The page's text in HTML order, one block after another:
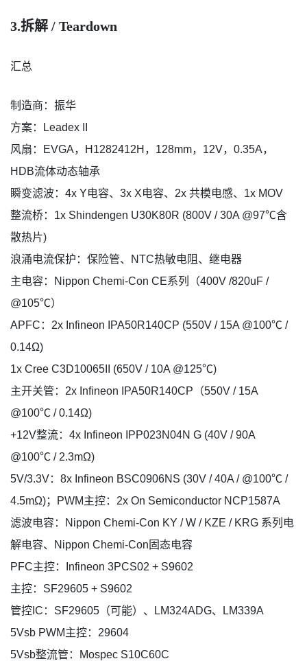
3.拆解 / Teardown
汇总
制造商：振华
方案：Leadex II
风扇：EVGA，H1282412H，128mm，12V，0.35A，
HDB流体动态轴承
瞬变滤波：4x Y电容、3x X电容、2x 共模电感、1x MOV
整流桥：1x Shindengen U30K80R (800V / 30A @97℃含
散热片)
浪涌电流保护：保险管、NTC热敏电阻、继电器
主电容：Nippon Chemi-Con CE系列（400V /820uF /
@105℃）
APFC：2x Infineon IPA50R140CP (550V / 15A @100℃ /
0.14Ω)
1x Cree C3D10065II (650V / 10A @125℃)
主开关管：2x Infineon IPA50R140CP（550V / 15A
@100℃ / 0.14Ω)
+12V整流：4x Infineon IPP023N04N G (40V / 90A
@100℃ / 2.3mΩ)
5V/3.3V：8x Infineon BSC0906NS (30V / 40A / @100℃ /
4.5mΩ)；PWM主控：2x On Semiconductor NCP1587A
滤波电容：Nippon Chemi-Con KY / W / KZE / KRG 系列电
解电容、Nippon Chemi-Con固态电容
PFC主控：Infineon 3PCS02 + S9602
主控：SF29605 + S9602
管控IC：SF29605（可能）、LM324ADG、LM339A
5Vsb PWM主控：29604
5Vsb整流管：Mospec S10C60C